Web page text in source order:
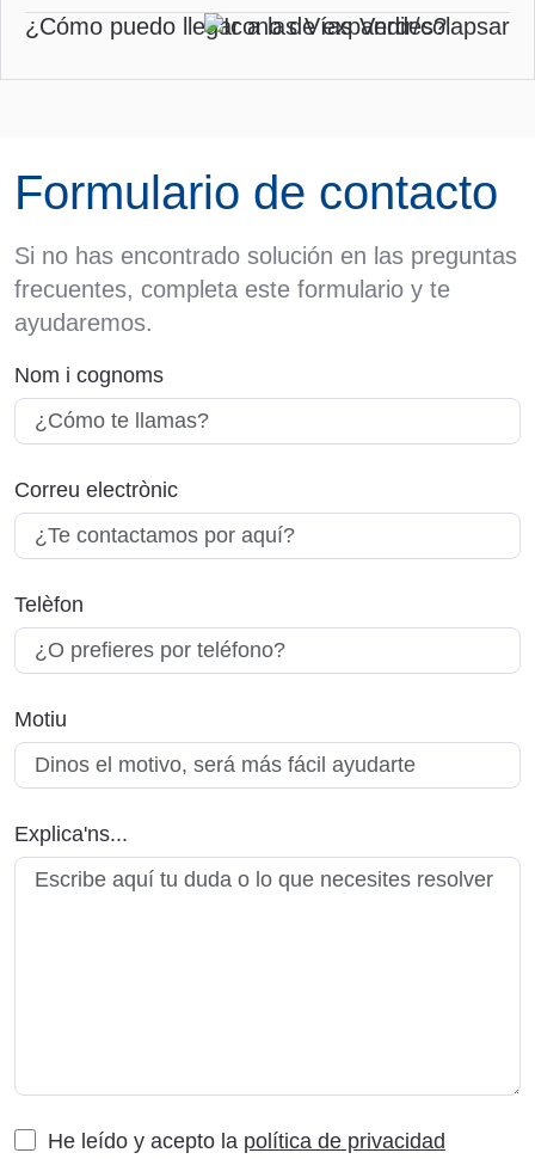
¿Cómo puedo llegar a las Vías Verdes?
Formulario de contacto
Si no has encontrado solución en las preguntas
frecuentes, completa este formulario y te
ayudaremos.
Nom i cognoms
Correu electrònic
Telèfon
Motiu
Explica'ns...
Captcha*
He leído y acepto la política de privacidad